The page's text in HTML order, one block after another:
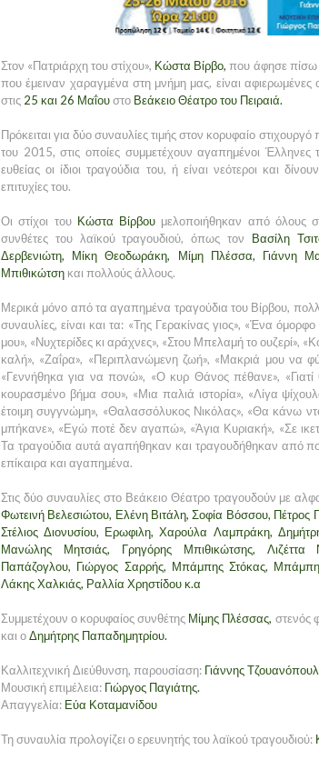
Στον «Πατριάρχη του στίχου», Κώστα Βίρβο, που άφησε πίσω
που έμειναν χαραγμένα στη μνήμη μας, είναι αφιερωμένες
στις 25 και 26 Μαΐουστο Βεάκειο Θέατρο του Πειραιά.
Πρόκειται για δύο συναυλίες τιμής στον κορυφαίο
του 2015, στις οποίες συμμετέχουν αγαπημένοι Έλληνες
ευθείας οι ίδιοι τραγούδια του, ή είναι νεότεροι και
επιτυχίες του.
Οι στίχοι του Κώστα Βίρβου μελοποιήθηκαν από όλους
συνθέτες του λαϊκού τραγουδιού, όπως τον Βασίλη
Δερβενιώτη, Μίκη Θεοδωράκη, Μίμη Πλέσσα, Γιάννη
Μπιθικώτση και πολλούς άλλους.
Μερικά μόνο από τα αγαπημένα τραγούδια του Βίρβου,
συναυλίες, είναι και τα: «Της Γερακίνας γιος», «Ένα
μου», «Νυχτερίδες κι αράχνες», «Στου Μπελαμή το ουζερί»,
καλή», «Ζαΐρα», «Περιπλανώμενη ζωή», «Μακριά μου να
«Γεννήθηκα για να πονώ», «Ο κυρ Θάνος πέθανε», «Γιατί
κουρασμένο βήμα σου», «Μια παλιά ιστορία», «Λίγα
έτοιμη συγγνώμη», «Θαλασσόλυκος Νικόλας», «Θα κάνω
μπήκανε», «Εγώ ποτέ δεν αγαπώ», «Άγια Κυριακή», «Σε
Τα τραγούδια αυτά αγαπήθηκαν και τραγουδήθηκαν από
επίκαιρα και αγαπημένα.
Στις δύο συναυλίες στο Βεάκειο Θέατρο τραγουδούν με
Φωτεινή Βελεσιώτου, Ελένη Βιτάλη, Σοφία Βόσσου, Πέτρος
Στέλιος Διονυσίου, Ερωφιλη, Χαρούλα Λαμπράκη,
Μανώλης Μητσιάς, Γρηγόρης Μπιθικώτσης,
Παπάζογλου, Γιώργος Σαρρής, Μπάμπης Στόκας,
Λάκης Χαλκιάς, Ραλλία Χρηστίδου κ.α
Συμμετέχουν ο κορυφαίος συνθέτης Μίμης Πλέσσας, στενός
και οΔημήτρης Παπαδημητρίου.
Καλλιτεχνική Διεύθυνση, παρουσίαση: Γιάννης
Μουσική επιμέλεια: Γιώργος Παγιάτης.
Απαγγελία: Εύα Κοταμανίδου
Τη συναυλία προλογίζει ο ερευνητής του λαϊκού τραγουδιού: